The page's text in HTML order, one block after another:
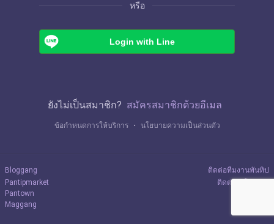
หรือ
Login with Line
ยังไม่เป็นสมาชิก? สมัครสมาชิกด้วยอีเมล
ข้อกำหนดการให้บริการ ・ นโยบายความเป็นส่วนตัว
Bloggang
Pantipmarket
Pantown
Maggang
ติดต่อทีมงานพันทิป
ติดต่อลงโฆษณา